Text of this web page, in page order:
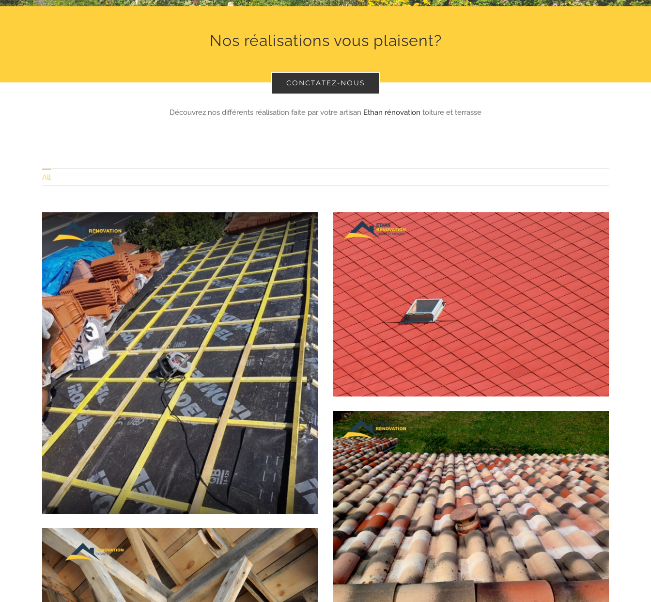
Nos réalisations vous plaisent?
CONCTATEZ-NOUS
Découvrez nos différents réalisation faite par votre artisan Ethan rénovation toiture et terrasse
All